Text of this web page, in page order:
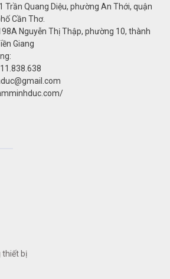
thiết bị
Trần Quang Diệu, phường An Thới, quận
Cần Thơ.
Nguyễn Thị Thập, phường 10, thành
Giang